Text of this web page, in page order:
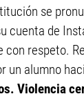
se
cuenta de
con respeto.
un alumno
Violencia